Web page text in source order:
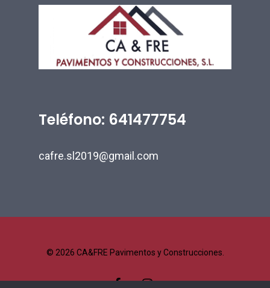
Teléfono: 641477754
cafre.sl2019@gmail.com
© 2026 CA&FRE Pavimentos y Construcciones.
facebookinstagram